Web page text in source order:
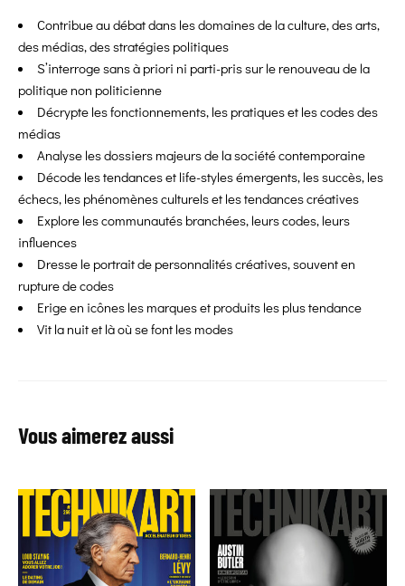
Contribue au débat dans les domaines de la culture, des arts,
des médias, des stratégies politiques
S’interroge sans à priori ni parti-pris sur le renouveau de la
politique non politicienne
Décrypte les fonctionnements, les pratiques et les codes des
médias
Analyse les dossiers majeurs de la société contemporaine
Décode les tendances et life-styles émergents, les succès, les
échecs, les phénomènes culturels et les tendances créatives
Explore les communautés branchées, leurs codes, leurs
influences
Dresse le portrait de personnalités créatives, souvent en
rupture de codes
Erige en icônes les marques et produits les plus tendance
Vit la nuit et là où se font les modes
Vous aimerez aussi